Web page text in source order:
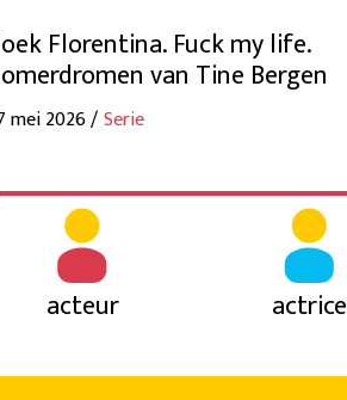
Florentina. Fuck my life.
van Tine Bergen
mei 2026 /Serie
acteur actrice